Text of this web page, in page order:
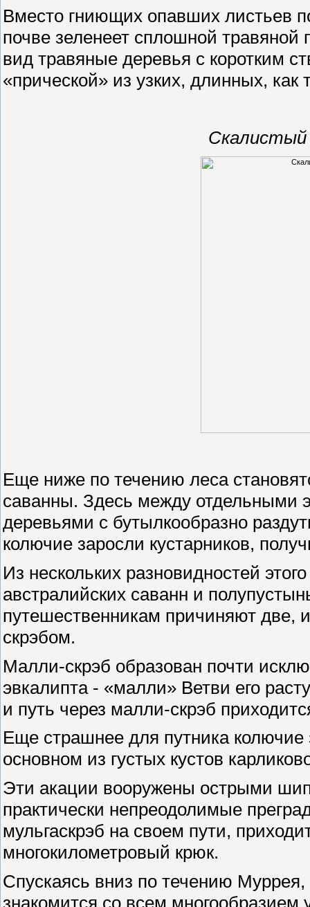
Вместо гниющих опавших листьев
почве зеленеет сплошной
вид травяные деревья с коротким
«прической» из узких, длинных, как
Скалистый
Еще ниже по течению леса
саванны. Здесь между отдельными
деревьями с бутылкообразно
колючие заросли кустарников,
Из нескольких разновидностей
австралийских саванн и
путешественникам причиняют две,
скрэбом.
Малли-скрэб образован почти
эвкалипта - «малли» Ветви его
и путь через малли-скрэб
Еще страшнее для путника колючие
основном из густых кустов
Эти акации вооружены острыми
практически непреодолимые
мульгаскрэб на своем пути,
многокилометровый крюк.
Спускаясь вниз по течению
знакомится со всем многообразием